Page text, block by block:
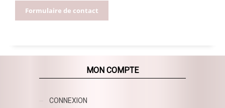
Formulaire de contact
MON COMPTE
CONNEXION